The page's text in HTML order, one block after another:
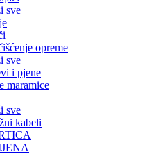
sve
opreme
sve
i pjene
maramice
sve
kabeli